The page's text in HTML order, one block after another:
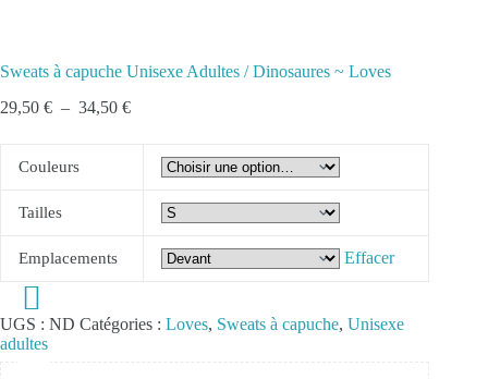
Sweats à capuche Unisexe Adultes / Dinosaures ~ Loves
29,50 € – 34,50 €Plage
29,50 €
34,50 €
Couleurs
Tailles
Emplacements Effacer
UGS : ND Catégories : Loves, Sweats à capuche, Unisexe
adultes